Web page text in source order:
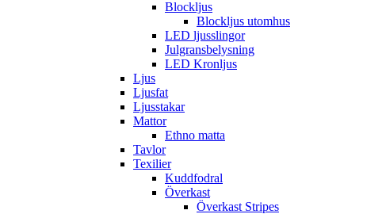
Blockljus
Blockljus utomhus
LED ljusslingor
Julgransbelysning
LED Kronljus
Ljus
Ljusfat
Ljusstakar
Mattor
Ethno matta
Tavlor
Texilier
Kuddfodral
Överkast
Överkast Stripes